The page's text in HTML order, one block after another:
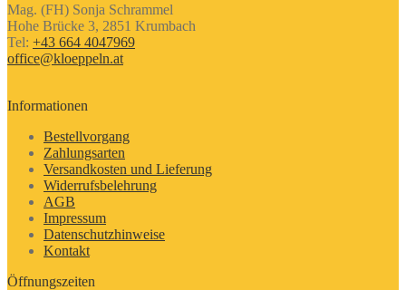
Mag. (FH) Sonja Schrammel
Hohe Brücke 3, 2851 Krumbach
Tel: +43 664 4047969
office@kloeppeln.at
Informationen
Bestellvorgang
Zahlungsarten
Versandkosten und Lieferung
Widerrufsbelehrung
AGB
Impressum
Datenschutzhinweise
Kontakt
Öffnungszeiten